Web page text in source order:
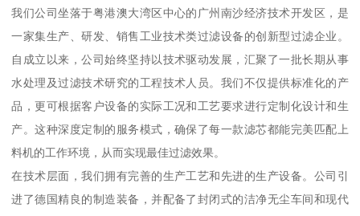
我们公司坐落于粤港澳大湾区中心的广州南沙经济技术开发区，是
一家集生产、研发、销售工业技术类过滤设备的创新型过滤企业。
自成立以来，公司始终坚持以技术驱动发展，汇聚了一批长期从事
水处理及过滤技术研究的工程技术人员。我们不仅提供标准化的产
品，更可根据客户设备的实际工况和工艺要求进行定制化设计和生
产。这种深度定制的服务模式，确保了每一款滤芯都能完美匹配上
料机的工作环境，从而实现最佳过滤效果。
在技术层面，我们拥有完善的生产工艺和先进的生产设备。公司引
进了德国精良的制造装备，并配备了封闭式的洁净无尘车间和现代